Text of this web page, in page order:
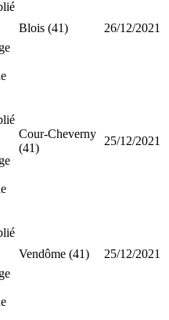
Blois (41) 26/12/2021
Cour-Cheverny
(41)
25/12/2021
Vendôme (41) 25/12/2021